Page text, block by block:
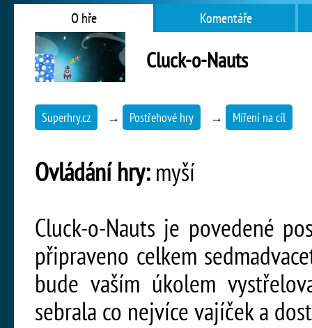
O hře Komentáře
Cluck-o-Nauts
Superhry.cz → Postřehové hry → Míření na cíl
Ovládání hry:myší
Cluck-o-Nauts je povedené
připraveno celkem
bude vaším úkolem
sebrala co nejvíce vajíček a